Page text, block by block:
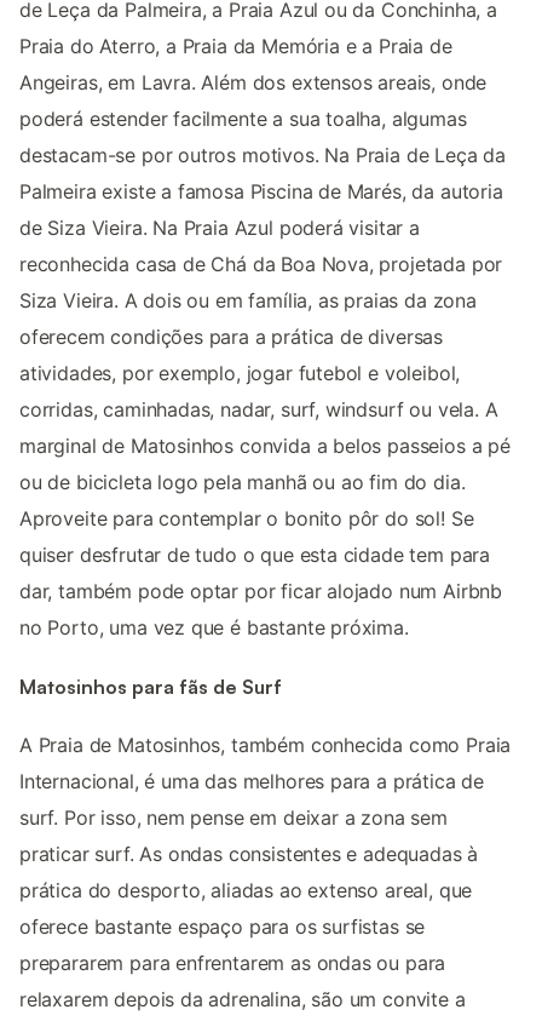
de Leça da Palmeira, a Praia Azul ou da Conchinha, a
Praia do Aterro, a Praia da Memória e a Praia de
Angeiras, em Lavra. Além dos extensos areais, onde
poderá estender facilmente a sua toalha, algumas
destacam-se por outros motivos. Na Praia de Leça da
Palmeira existe a famosa Piscina de Marés, da autoria
de Siza Vieira. Na Praia Azul poderá visitar a
reconhecida casa de Chá da Boa Nova, projetada por
Siza Vieira. A dois ou em família, as praias da zona
oferecem condições para a prática de diversas
atividades, por exemplo, jogar futebol e voleibol,
corridas, caminhadas, nadar, surf, windsurf ou vela. A
marginal de Matosinhos convida a belos passeios a pé
ou de bicicleta logo pela manhã ou ao fim do dia.
Aproveite para contemplar o bonito pôr do sol! Se
quiser desfrutar de tudo o que esta cidade tem para
dar, também pode optar por ficar alojado num Airbnb
no Porto, uma vez que é bastante próxima.
Matosinhos para fãs de Surf
A Praia de Matosinhos, também conhecida como Praia
Internacional, é uma das melhores para a prática de
surf. Por isso, nem pense em deixar a zona sem
praticar surf. As ondas consistentes e adequadas à
prática do desporto, aliadas ao extenso areal, que
oferece bastante espaço para os surfistas se
prepararem para enfrentarem as ondas ou para
relaxarem depois da adrenalina, são um convite a